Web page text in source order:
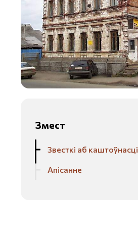
Змест
Звесткі аб каштоўнасці
Апісанне